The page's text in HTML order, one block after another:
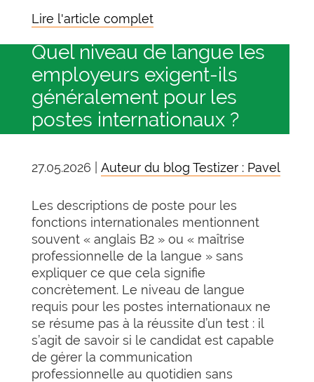
Lire l'article complet
Quel niveau de langue les
employeurs exigent-ils
généralement pour les
postes internationaux ?
27.05.2026 | Auteur du blog Testizer : Pavel
Les descriptions de poste pour les
fonctions internationales mentionnent
souvent « anglais B2 » ou « maîtrise
professionnelle de la langue » sans
expliquer ce que cela signifie
concrètement. Le niveau de langue
requis pour les postes internationaux ne
se résume pas à la réussite d’un test : il
s’agit de savoir si le candidat est capable
de gérer la communication
professionnelle au quotidien sans